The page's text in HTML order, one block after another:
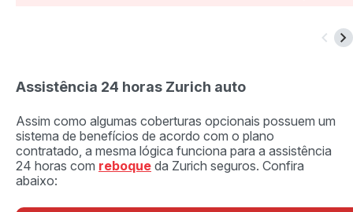
Assistência 24 horas Zurich auto
Assim como algumas coberturas opcionais possuem um
sistema de benefícios de acordo com o plano
contratado, a mesma lógica funciona para a assistência
24 horas com reboque da Zurich seguros. Confira
abaixo: